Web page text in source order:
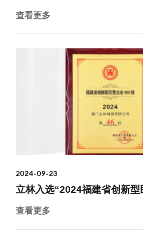
查看更多
2024-09-23
立林入选“2024福建省创新型
查看更多